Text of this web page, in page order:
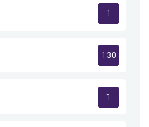
1
130
1